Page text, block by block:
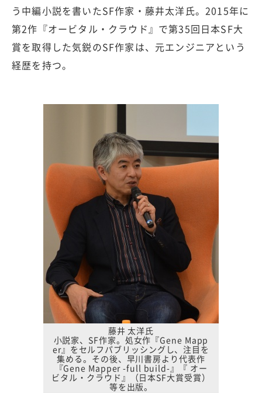
う中編小説を書いたSF作家・藤井太洋氏。2015年に
第2作『オービタル・クラウド』で第35回日本SF大
賞を取得した気鋭のSF作家は、元エンジニアという
経歴を持つ。
藤井 太洋氏
小説家、SF作家。処女作『Gene Mapp
er』をセルフパブリッシングし、注目を
集める。その後、早川書房より代表作
『Gene Mapper -full build-』『 オー
ビタル・クラウド』（日本SF大賞受賞）
等を出版。